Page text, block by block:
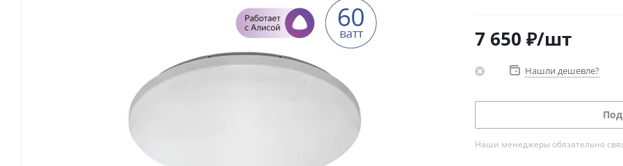
7 650 ₽/шт
Нашли дешевле?
Наши менеджеры обязательно